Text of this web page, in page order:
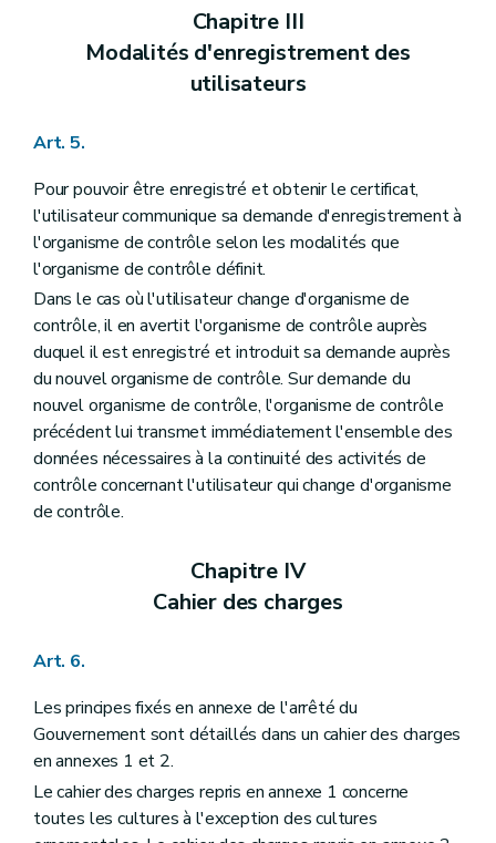
Chapitre III
Modalités d'enregistrement des
utilisateurs
Art. 5.
Pour pouvoir être enregistré et obtenir le certificat,
l'utilisateur communique sa demande d'enregistrement à
l'organisme de contrôle selon les modalités que
l'organisme de contrôle définit.
Dans le cas où l'utilisateur change d'organisme de
contrôle, il en avertit l'organisme de contrôle auprès
duquel il est enregistré et introduit sa demande auprès
du nouvel organisme de contrôle. Sur demande du
nouvel organisme de contrôle, l'organisme de contrôle
précédent lui transmet immédiatement l'ensemble des
données nécessaires à la continuité des activités de
contrôle concernant l'utilisateur qui change d'organisme
de contrôle.
Chapitre IV
Cahier des charges
Art. 6.
Les principes fixés en annexe de l'arrêté du
Gouvernement sont détaillés dans un cahier des charges
en annexes 1 et 2.
Le cahier des charges repris en annexe 1 concerne
toutes les cultures à l'exception des cultures